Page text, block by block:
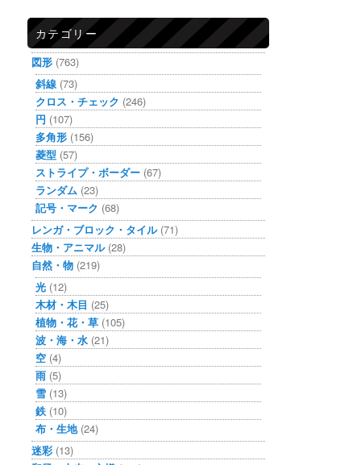
カテゴリー
図形 (763)
斜線 (73)
クロス・チェック (246)
円 (107)
多角形 (156)
菱型 (57)
ストライプ・ボーダー (67)
ランダム (23)
記号・マーク (68)
レンガ・ブロック・タイル(71)
生物・アニマル(28)
自然・物 (219)
光 (12)
木材・木目 (25)
植物・花・草 (105)
波・海・水 (21)
空 (4)
雨 (5)
雪 (13)
鉄 (10)
布・生地(24)
迷彩 (13)